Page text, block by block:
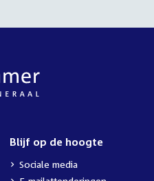
Blijf op de hoogte
Sociale media